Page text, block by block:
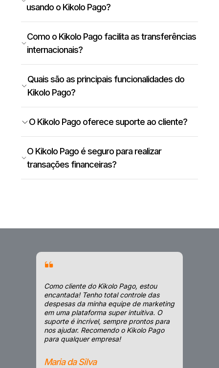
usando o Kikolo Pago?
Como o Kikolo Pago facilita as transferências
internacionais?
Quais são as principais funcionalidades do
Kikolo Pago?
O Kikolo Pago oferece suporte ao cliente?
O Kikolo Pago é seguro para realizar
transações financeiras?
Como cliente do Kikolo Pago, estou
encantada! Tenho total controle das
despesas da minha equipe de marketing
em uma plataforma super intuitiva. O
suporte é incrível, sempre prontos para
nos ajudar. Recomendo o Kikolo Pago
para qualquer empresa!
Maria da Silva